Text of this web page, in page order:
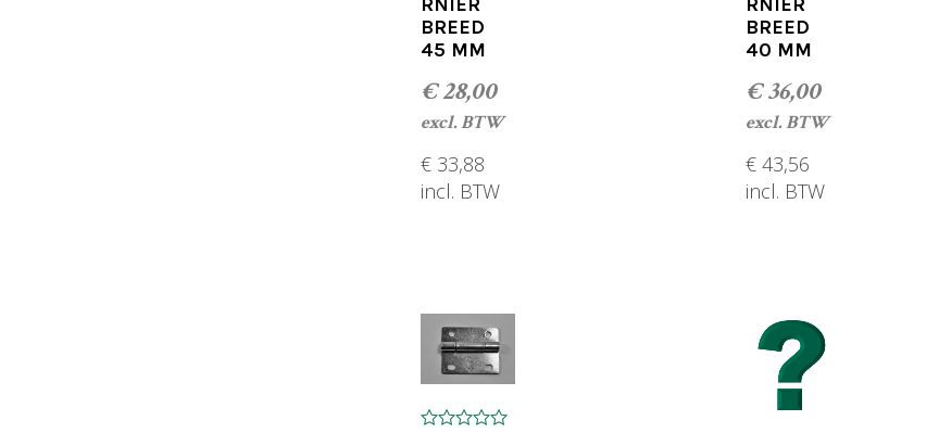
o
f
5
BREED
45 MM
€28,00
excl. BTW
€ 33,88
incl. BTW
o
f
5
BREED
40 MM
€36,00
excl. BTW
€ 43,56
incl. BTW